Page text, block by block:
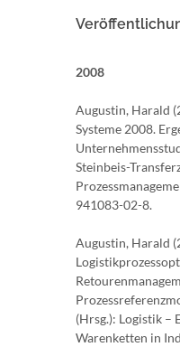
2008
Augustin, Harald
Systeme 2008.
Steinbeis-
941083-02-8.
Augustin, Harald
(Hrsg.): Logistik –
Warenketten in